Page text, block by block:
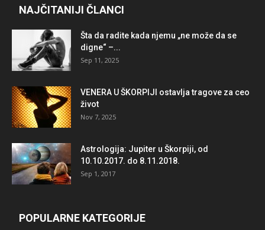
NAJČITANIJI ČLANCI
Šta da radite kada njemu „ne može da se
digne“ –...
Sep 11, 2025
VENERA U ŠKORPIJI ostavlja tragove za ceo
život
Nov 7, 2025
Astrologija: Jupiter u Škorpiji, od
10.10.2017. do 8.11.2018.
Sep 1, 2017
POPULARNE KATEGORIJE